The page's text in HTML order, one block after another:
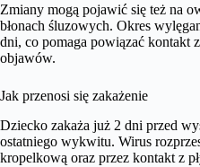
Zmiany mogą pojawić się też na
błonach śluzowych. Okres
dni, co pomaga powiązać kontakt
objawów.
Jak przenosi się zakażenie
Dziecko zakaża już 2 dni przed
ostatniego wykwitu. Wirus
kropelkową oraz przez kontakt z